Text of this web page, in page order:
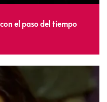
el paso del tiempo